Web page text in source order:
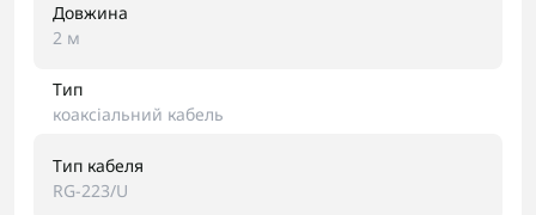
Довжина
2 м
Тип
коаксіальний кабель
Тип кабеля
RG-223/U